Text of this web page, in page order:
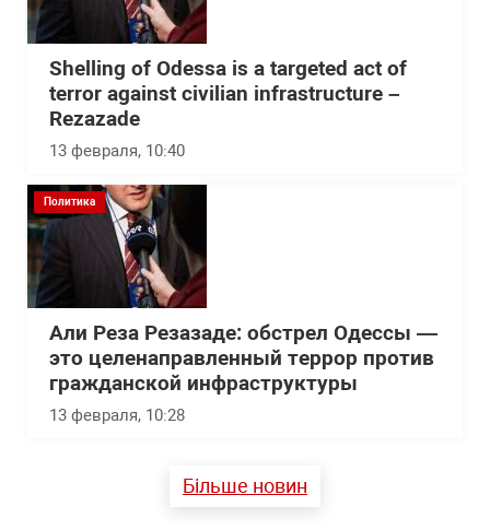
Shelling of Odessa is a targeted act of
terror against civilian infrastructure –
Rezazade
13 февраля, 10:40
Политика
Али Реза Резазаде: обстрел Одессы —
это целенаправленный террор против
гражданской инфраструктуры
13 февраля, 10:28
Більше новин